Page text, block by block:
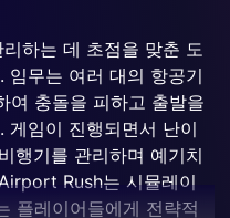
하는 데 초점을 맞춘 도
임무는 여러 대의 항공기
여 충돌을 피하고 출발을
게임이 진행되면서 난이
행기를 관리하며 예기치
Rush는 시뮬레이
플레이어들에게 전략적